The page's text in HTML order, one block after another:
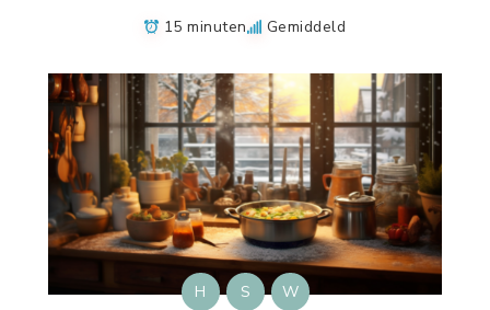
15 minuten Gemiddeld
H S W